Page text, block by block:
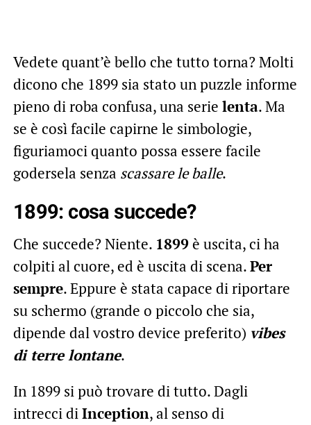
Vedete quant’è bello che tutto torna? Molti
dicono che 1899 sia stato un puzzle informe
pieno di roba confusa, una serie lenta. Ma
se è così facile capirne le simbologie,
figuriamoci quanto possa essere facile
godersela senza scassare le balle.
1899: cosa succede?
Che succede? Niente. 1899è uscita, ci ha
colpiti al cuore, ed è uscita di scena.Per
sempre. Eppure è stata capace di riportare
su schermo (grande o piccolo che sia,
dipende dal vostro device preferito) vibes
di terre lontane.
In 1899 si può trovare di tutto. Dagli
intrecci diInception, al senso di